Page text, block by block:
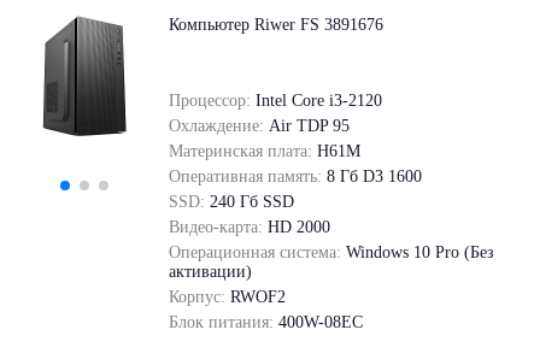
Компьютер Riwer FS 3891676
Процессор: Intel Core i3-2120
Охлаждение: Air TDP 95
Материнская плата: H61M
Оперативная память: 8 Гб D3 1600
SSD: 240 Гб SSD
Видео-карта: HD 2000
Операционная система: Windows 10 Pro (Без
активации)
Корпус: RWOF2
Блок питания: 400W-08EC